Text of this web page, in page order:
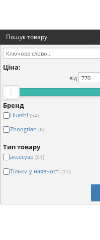
Пошук товару
Ціна:
від
Бренд
Huashi [54]
Zhongtian [6]
Тип товару
аксесуар [61]
Тільки у наявності [17]